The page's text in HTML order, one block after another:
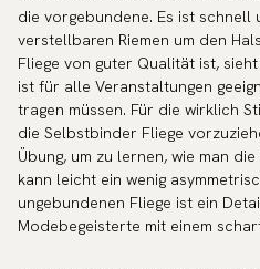
die vorgebundene. Es ist schnell
verstellbaren Riemen um den
Fliege von guter Qualität ist,
ist für alle Veranstaltungen
tragen müssen. Für die wirklich
die Selbstbinder Fliege
Übung, um zu lernen, wie man
kann leicht ein wenig
ungebundenen Fliege ist ein
Modebegeisterte mit einem